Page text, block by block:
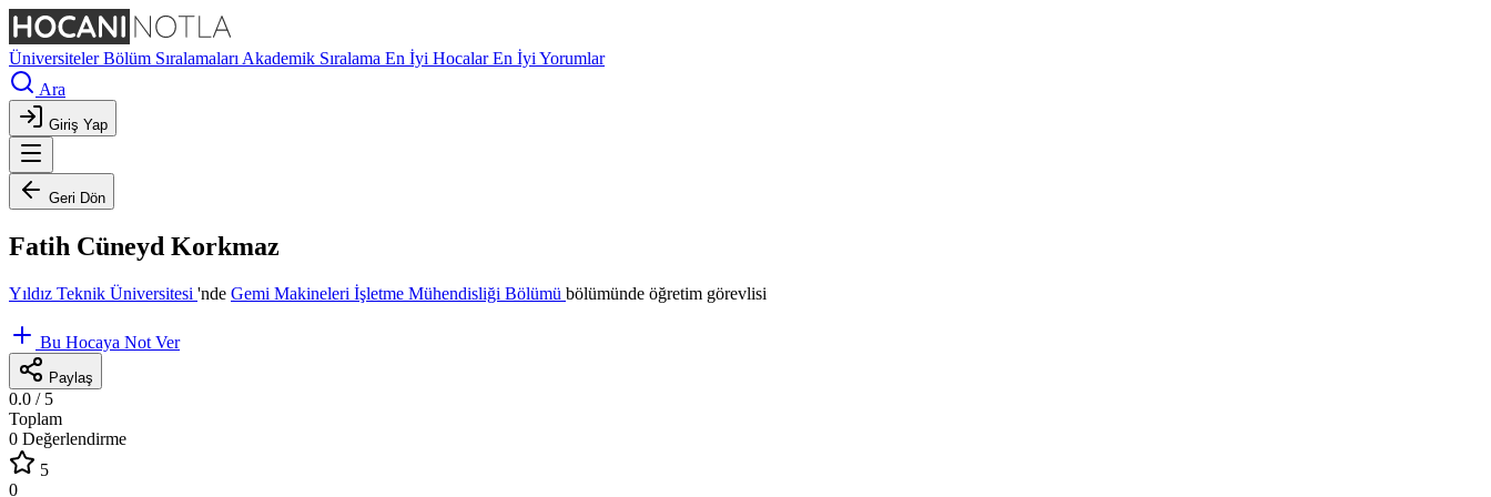
ÜniversitelerBölüm Sıralamaları Akademik Sıralama En İyi HocalarEn İyi Yorumlar
Ara
Giriş Yap
Geri Dön
Fatih Cüneyd Korkmaz
Yıldız Teknik Üniversitesi 'nde Gemi Makineleri İşletme Mühendisliği Bölümü bölümünde öğretim görevlisi
Bu Hocaya Not Ver
Paylaş
0.0 / 5
Toplam
0 Değerlendirme
5
0